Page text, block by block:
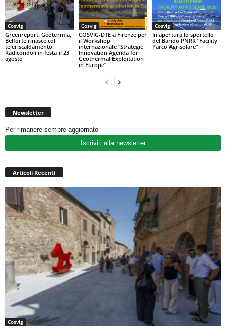
Cosvig
Greenreport: Geotermia,
Belforte rinasce col
teleriscaldamento:
Radicondoli in festa il 23
agosto
Cosvig
COSVIG-DTE a Firenze per
il Workshop
internazionale “Strategic
Innovation Agenda for
Geothermal Exploitation
in Europe”
Cosvig
In apertura lo sportello
del Bando PNRR “Facility
Parco Agrisolare”
Newsletter
Per rimanere sempre aggiornato
Iscriviti alla newsletter
Articoli Recenti
Cosvig